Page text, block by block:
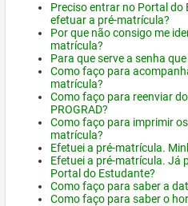
Preciso entrar no Portal
efetuar a pré-matrícula?
Por que não consigo me
matrícula?
Para que serve a senha
Como faço para
matrícula?
Como faço para reenviar
PROGRAD?
Como faço para imprimir
matrícula?
Efetuei a pré-matrícula.
Efetuei a pré-matrícula. Já
Portal do Estudante?
Como faço para saber a
Como faço para saber o